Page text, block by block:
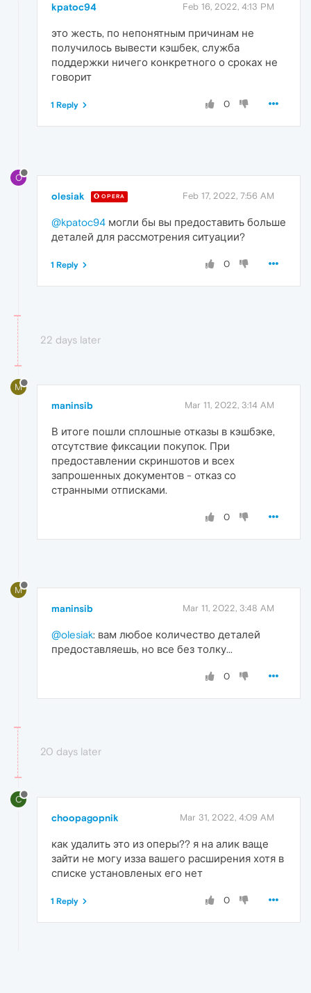
kpatoc94 Feb 16, 2022, 4:13 PM
это жесть, по непонятным причинам не
получилось вывести кэшбек, служба
поддержки ничего конкретного о сроках не
говорит
0
1 Reply
O
olesiak OPERA Feb 17, 2022, 7:56 AM
@kpatoc94 могли бы вы предоставить больше
деталей для рассмотрения ситуации?
0
1 Reply
22 days later
M
maninsib Mar 11, 2022, 3:14 AM
В итоге пошли сплошные отказы в кэшбэке,
отсутствие фиксации покупок. При
предоставлении скриншотов и всех
запрошенных документов - отказ со
странными отписками.
0
M
maninsib Mar 11, 2022, 3:48 AM
@olesiak: вам любое количество деталей
предоставляешь, но все без толку...
0
20 days later
C
choopagopnik Mar 31, 2022, 4:09 AM
как удалить это из оперы?? я на алик ваще
зайти не могу изза вашего расширения хотя в
списке установленых его нет
0
1 Reply